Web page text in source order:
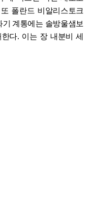
폴란드 비알리스토크
계통에는 솔방울샘보
다. 이는 장 내분비 세